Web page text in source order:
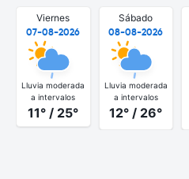
Viernes
07-08-2026
Lluvia moderada
a intervalos
11° / 25°
Sábado
08-08-2026
Lluvia moderada
a intervalos
12° / 26°